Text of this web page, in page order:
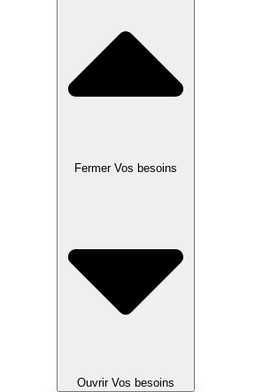
Fermer Vos besoins
Ouvrir Vos besoins